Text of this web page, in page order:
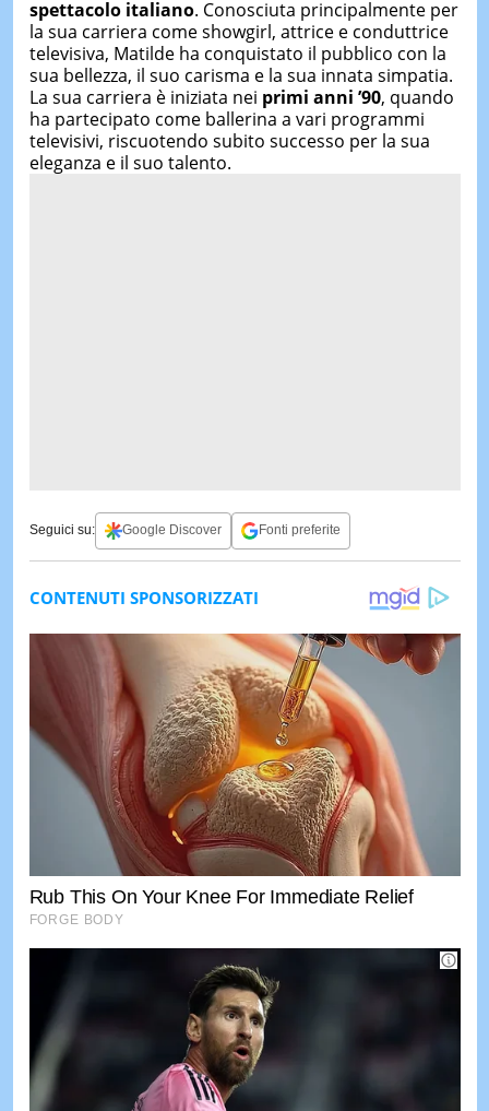
spettacolo italiano. Conosciuta principalmente per
la sua carriera come showgirl, attrice e conduttrice
televisiva, Matilde ha conquistato il pubblico con la
sua bellezza, il suo carisma e la sua innata simpatia.
La sua carriera è iniziata nei primi anni ’90, quando
ha partecipato come ballerina a vari programmi
televisivi, riscuotendo subito successo per la sua
eleganza e il suo talento.
Seguici su: Google Discover Fonti preferite